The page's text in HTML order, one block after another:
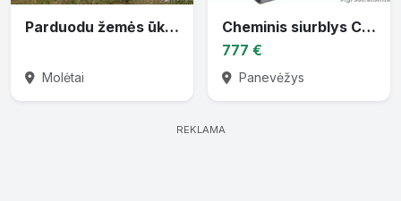
Parduodu žemės ūkio techniką
Molėtai
Cheminis siurblys CTP-30 varomas traktoriaus darbiniu velenu
777 €
Panevėžys
REKLAMA